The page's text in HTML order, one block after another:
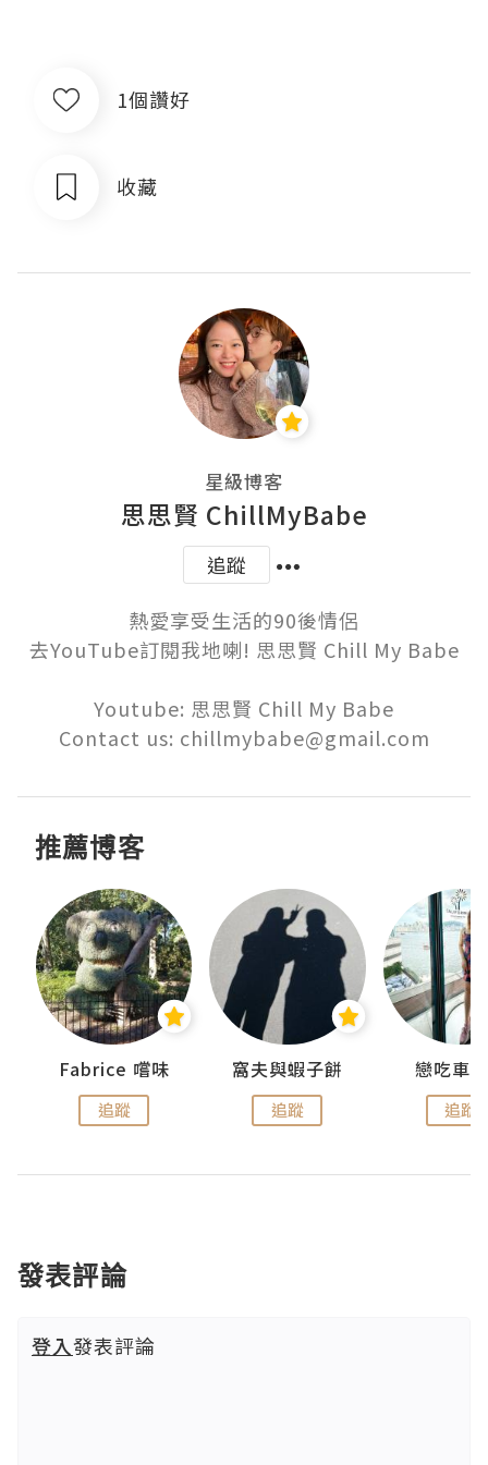
1個讚好
收藏
星級博客
思思賢 ChillMyBabe
追蹤
熱愛享受生活的90後情侶
去YouTube訂閱我地喇! 思思賢 Chill My Babe
Youtube: 思思賢 Chill My Babe
Contact us: chillmybabe@gmail.com
推薦博客
Fabrice 嚐味
追蹤
窩夫與蝦子餅
追蹤
戀吃車
追蹤
發表評論
登入發表評論